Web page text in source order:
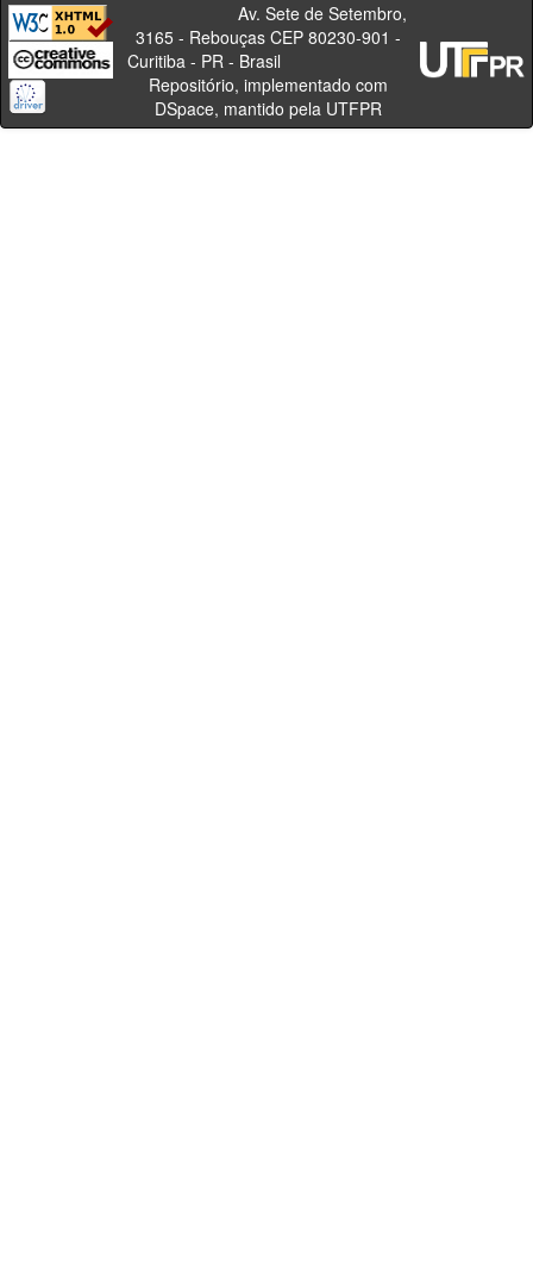
Av. Sete de Setembro,
3165 - Rebouças CEP 80230-901 -
Curitiba - PR - Brasil
Repositório, implementado com
DSpace, mantido pela UTFPR